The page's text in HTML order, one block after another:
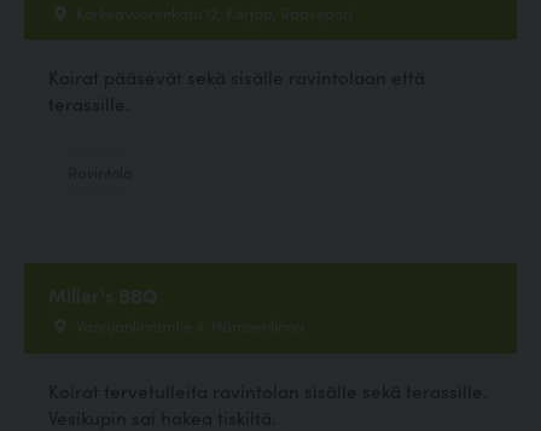
Korkeavuorenkatu 12, Karjaa, Raasepori
Koirat pääsevät sekä sisälle ravintolaan että
terassille.
Miller's BBQ
Vanajanlinnantie 4, Hämeenlinna
Koirat tervetulleita ravintolan sisälle sekä terassille.
Vesikupin sai hakea tiskiltä.